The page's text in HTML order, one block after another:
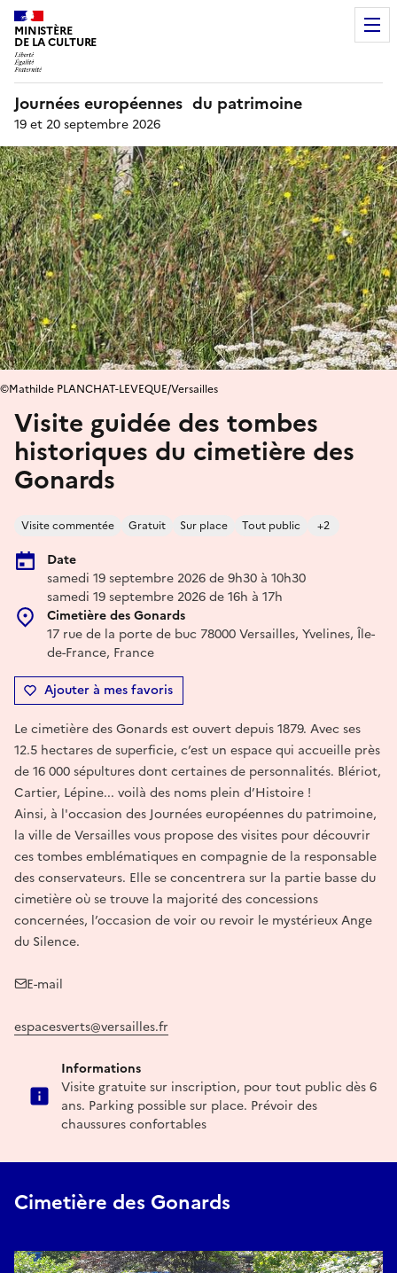
MINISTÈRE
DE LA CULTURE
Journées européennes du patrimoine
19 et 20 septembre 2026
Visite guidée des tombes
historiques du cimetière des
Gonards
Visite commentée Gratuit Sur place Tout public +2
Date
samedi 19 septembre 2026 de 9h30 à 10h30
samedi 19 septembre 2026 de 16h à 17h
Cimetière des Gonards
17 rue de la porte de buc 78000 Versailles, Yvelines, Île-
de-France, France
Ajouter à mes favoris
©Mathilde PLANCHAT-LEVEQUE/Versailles
Le cimetière des Gonards est ouvert depuis 1879. Avec ses
12.5 hectares de superficie, c’est un espace qui accueille près
de 16 000 sépultures dont certaines de personnalités. Blériot,
Cartier, Lépine... voilà des noms plein d’Histoire !
Ainsi, à l'occasion des Journées européennes du patrimoine,
la ville de Versailles vous propose des visites pour découvrir
ces tombes emblématiques en compagnie de la responsable
des conservateurs. Elle se concentrera sur la partie basse du
cimetière où se trouve la majorité des concessions
concernées, l’occasion de voir ou revoir le mystérieux Ange
du Silence.
E-mail
espacesverts@versailles.fr
Informations
Visite gratuite sur inscription, pour tout public dès 6
ans. Parking possible sur place. Prévoir des
chaussures confortables
Cimetière des Gonards